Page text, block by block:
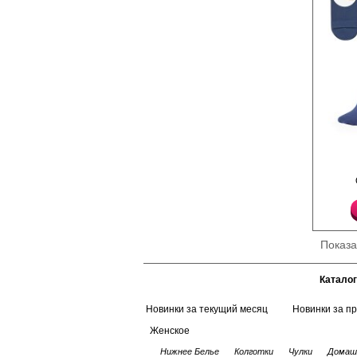
шахматка, с
Каталог
Новинки за текущий месяц Новинки за
Женское
Нижнее Белье Колготки Чулки